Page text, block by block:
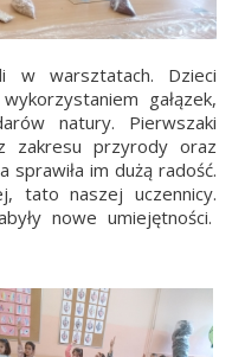
w warsztatach. Dzieci
gałązek,
natury. Pierwszaki
zakresu przyrody oraz
sprawiła im dużą radość.
tato naszej uczennicy.
nowe umiejętności.